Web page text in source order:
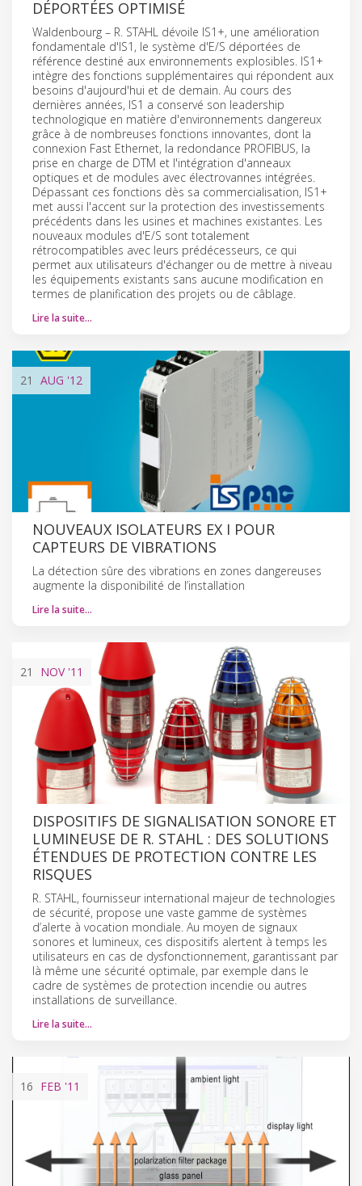
DÉPORTÉES OPTIMISÉ
Waldenbourg – R. STAHL dévoile IS1+, une amélioration
fondamentale d'IS1, le système d'E/S déportées de
référence destiné aux environnements explosibles. IS1+
intègre des fonctions supplémentaires qui répondent aux
besoins d'aujourd'hui et de demain. Au cours des
dernières années, IS1 a conservé son leadership
technologique en matière d'environnements dangereux
grâce à de nombreuses fonctions innovantes, dont la
connexion Fast Ethernet, la redondance PROFIBUS, la
prise en charge de DTM et l'intégration d'anneaux
optiques et de modules avec électrovannes intégrées.
Dépassant ces fonctions dès sa commercialisation, IS1+
met aussi l'accent sur la protection des investissements
précédents dans les usines et machines existantes. Les
nouveaux modules d'E/S sont totalement
rétrocompatibles avec leurs prédécesseurs, ce qui
permet aux utilisateurs d'échanger ou de mettre à niveau
les équipements existants sans aucune modification en
termes de planification des projets ou de câblage.
Lire la suite…
21 AUG '12
NOUVEAUX ISOLATEURS EX I POUR
CAPTEURS DE VIBRATIONS
La détection sûre des vibrations en zones dangereuses
augmente la disponibilité de l’installation
Lire la suite…
21 NOV'11
DISPOSITIFS DE SIGNALISATION SONORE ET
LUMINEUSE DE R. STAHL : DES SOLUTIONS
ÉTENDUES DE PROTECTION CONTRE LES
RISQUES
R. STAHL, fournisseur international majeur de technologies
de sécurité, propose une vaste gamme de systèmes
d’alerte à vocation mondiale. Au moyen de signaux
sonores et lumineux, ces dispositifs alertent à temps les
utilisateurs en cas de dysfonctionnement, garantissant par
là même une sécurité optimale, par exemple dans le
cadre de systèmes de protection incendie ou autres
installations de surveillance.
Lire la suite…
16 FEB '11